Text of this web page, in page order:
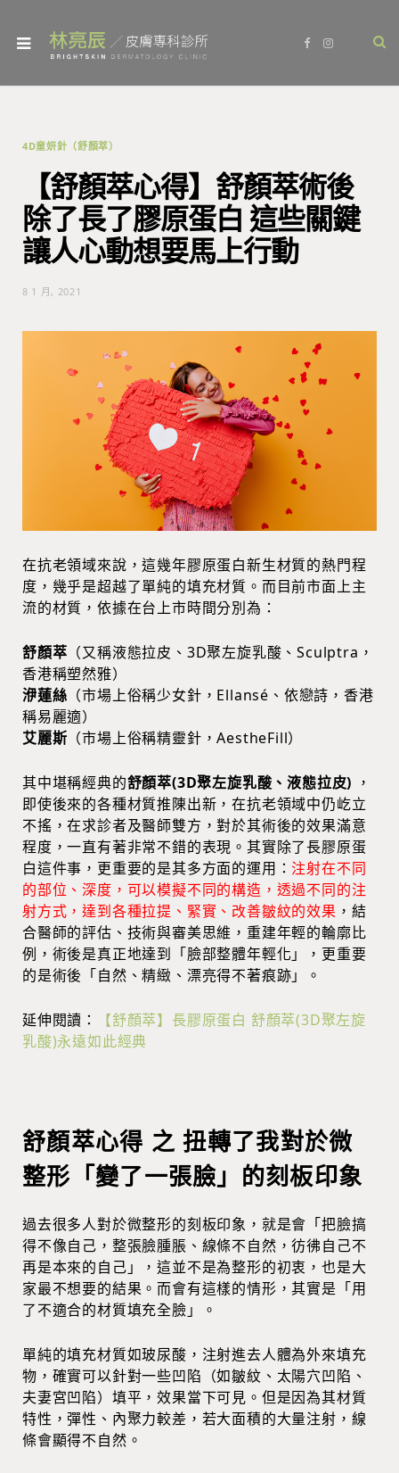
b
I
a
4D童妍針（舒顏萃）
【舒顏萃心得】舒顏萃術後
除了長了膠原蛋白 這些關鍵
讓人心動想要馬上行動
8 1 月, 2021
在抗老領域來說，這幾年膠原蛋白新生材質的熱門程
度，幾乎是超越了單純的填充材質。而目前市面上主
流的材質，依據在台上市時間分別為：
舒顏萃 （又稱液態拉皮、3D聚左旋乳酸、Sculptra，
香港稱塑然雅）
洢蓮絲 （市場上俗稱少女針，Ellansé、依戀詩，香港
稱易麗適）
艾麗斯 （市場上俗稱精靈針，AestheFill）
其中堪稱經典的舒顏萃(3D聚左旋乳酸、液態拉皮) ，
即使後來的各種材質推陳出新，在抗老領域中仍屹立
不搖，在求診者及醫師雙方，對於其術後的效果滿意
程度，一直有著非常不錯的表現。其實除了長膠原蛋
白這件事，更重要的是其多方面的運用：注射在不同
的部位、深度，可以模擬不同的構造，透過不同的注
射方式，達到各種拉提、緊實、改善皺紋的效果 ，結
合醫師的評估、技術與審美思維，重建年輕的輪廓比
例，術後是真正地達到「臉部整體年輕化」，更重要
的是術後「自然、精緻、漂亮得不著痕跡」。
延伸閱讀：
【舒顏萃】長膠原蛋白 舒顏萃(3D聚左旋
乳酸)永遠如此經典
舒顏萃心得 之 扭轉了我對於微
整形「變了一張臉」的刻板印象
過去很多人對於微整形的刻板印象，就是會「把臉搞
得不像自己，整張臉腫脹、線條不自然，彷彿自己不
再是本來的自己」，這並不是為整形的初衷，也是大
家最不想要的結果。而會有這樣的情形，其實是「用
了不適合的材質填充全臉」。
單純的填充材質如玻尿酸，注射進去人體為外來填充
物，確實可以針對一些凹陷（如皺紋、太陽穴凹陷、
夫妻宮凹陷）填平，效果當下可見。但是因為其材質
特性，彈性、內聚力較差，若大面積的大量注射，線
條會顯得不自然。